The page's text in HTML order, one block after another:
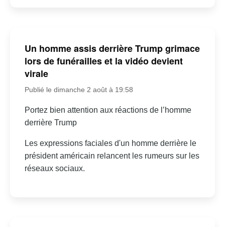
Un homme assis derrière Trump grimace
lors de funérailles et la vidéo devient
virale
Publié le dimanche 2 août à 19:58
Portez bien attention aux réactions de l’homme
derrière Trump
Les expressions faciales d'un homme derrière le
président américain relancent les rumeurs sur les
réseaux sociaux.